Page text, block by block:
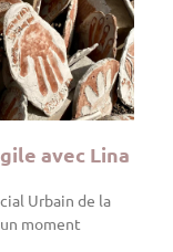
avec Lina
Urbain de la
moment